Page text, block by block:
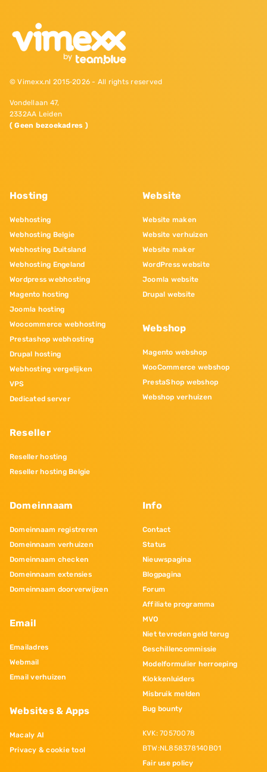
© Vimexx.nl 2015‐2026 - All rights reserved
Vondellaan 47,
2332AA Leiden
( Geen bezoekadres )
Hosting
Webhosting
Webhosting Belgie
Webhosting Duitsland
Webhosting Engeland
Wordpress webhosting
Magento hosting
Joomla hosting
Woocommerce webhosting
Prestashop webhosting
Drupal hosting
Webhosting vergelijken
VPS
Dedicated server
Reseller
Reseller hosting
Reseller hosting Belgie
Website
Website maken
Website verhuizen
Website maker
WordPress website
Joomla website
Drupal website
Webshop
Magento webshop
WooCommerce webshop
PrestaShop webshop
Webshop verhuizen
Domeinnaam
Domeinnaam registreren
Domeinnaam verhuizen
Domeinnaam checken
Domeinnaam extensies
Domeinnaam doorverwijzen
Email
Emailadres
Webmail
Email verhuizen
Websites & Apps
Macaly AI
Privacy & cookie tool
Info
Contact
Status
Nieuwspagina
Blogpagina
Forum
Affiliate programma
MVO
Niet tevreden geld terug
Geschillencommissie
Modelformulier herroeping
Klokkenluiders
Misbruik melden
Bug bounty
KVK: 70570078
BTW:NL858378140B01
Fair use policy